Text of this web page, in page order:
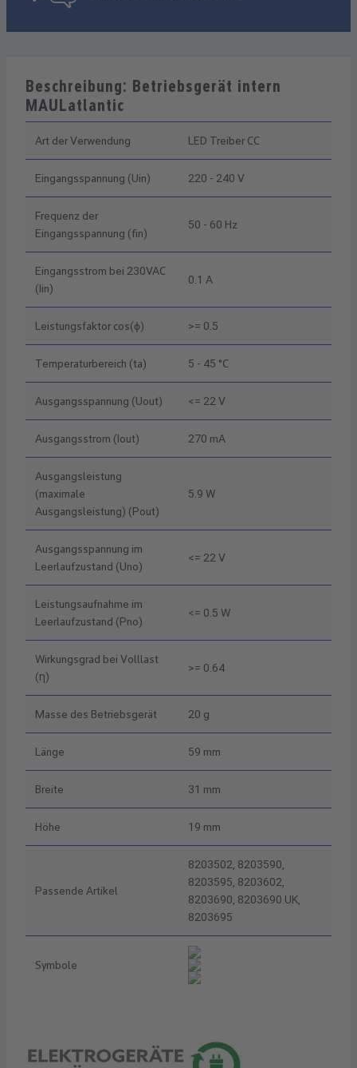
Beschreibung: Betriebsgerät intern
MAULatlantic
Art der Verwendung LED Treiber CC
Eingangsspannung (Uin) 220 - 240 V
Frequenz der
Eingangsspannung (fin)
50 - 60 Hz
Eingangsstrom bei 230VAC
(Iin)
0.1 A
Leistungsfaktor cos(ϕ) >= 0.5
Temperaturbereich (ta) 5 - 45 °C
Ausgangsspannung (Uout) <= 22 V
Ausgangsstrom (Iout) 270 mA
Ausgangsleistung
(maximale
Ausgangsleistung) (Pout)
5.9 W
Ausgangsspannung im
Leerlaufzustand (Uno)
<= 22 V
Leistungsaufnahme im
Leerlaufzustand (Pno)
<= 0.5 W
Wirkungsgrad bei Volllast
(η)
>= 0.64
Masse des Betriebsgerät 20 g
Länge 59 mm
Breite 31 mm
Höhe 19 mm
Passende Artikel
8203502, 8203590,
8203595, 8203602,
8203690, 8203690.UK,
8203695
Symbole